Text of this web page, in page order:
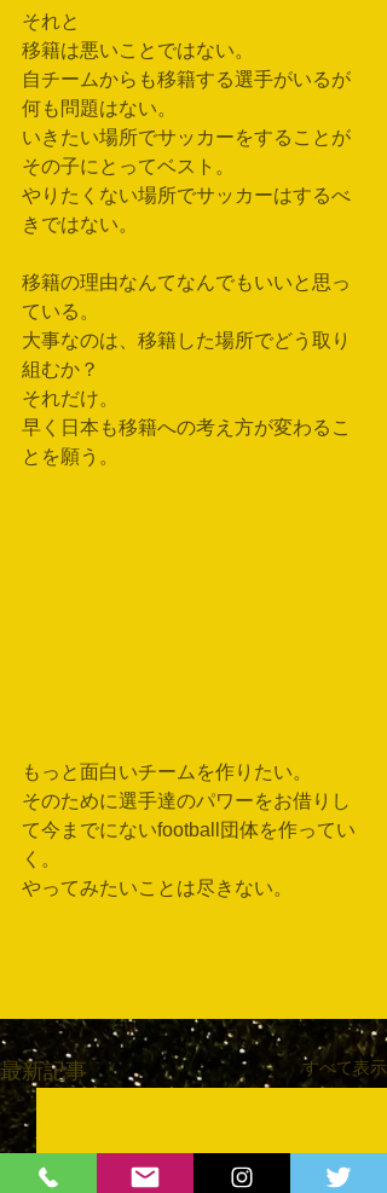
それと
移籍は悪いことではない。
自チームからも移籍する選手がいるが
何も問題はない。
いきたい場所でサッカーをすることが
その子にとってベスト。
やりたくない場所でサッカーはするべ
きではない。
移籍の理由なんてなんでもいいと思っ
ている。
大事なのは、移籍した場所でどう取り
組むか？
それだけ。
早く日本も移籍への考え方が変わるこ
とを願う。
もっと面白いチームを作りたい。
そのために選手達のパワーをお借りし
て今までにないfootball団体を作ってい
く。
やってみたいことは尽きない。
最新記事 すべて表示